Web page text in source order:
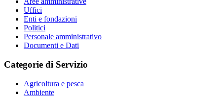
Uffici
Enti e fondazioni
Politici
Personale amministrativo
Documenti e Dati
Categorie di Servizio
Agricoltura e pesca
Ambiente